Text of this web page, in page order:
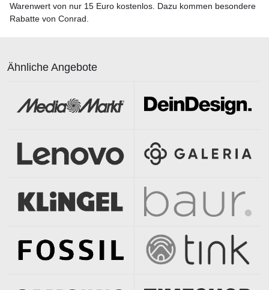
Warenwert von nur 15 Euro kostenlos. Dazu kommen besondere
Rabatte von Conrad.
Ähnliche Angebote